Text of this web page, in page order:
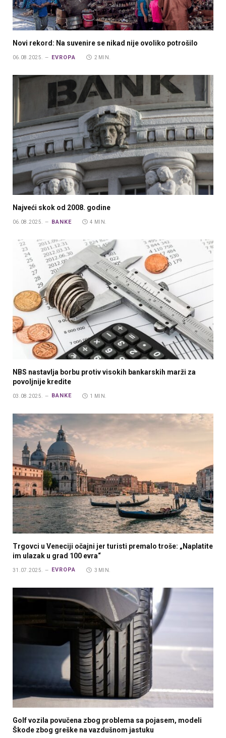
Novi rekord: Na suvenire se nikad nije ovoliko potrošilo
06.08.2025. EVROPA 2 MIN.
Najveći skok od 2008. godine
06.08.2025. BANKE 4 MIN.
NBS nastavlja borbu protiv visokih bankarskih marži za
povoljnije kredite
03.08.2025. BANKE 1 MIN.
Trgovci u Veneciji očajni jer turisti premalo troše: „Naplatite
im ulazak u grad 100 evra“
31.07.2025. EVROPA 3 MIN.
Golf vozila povučena zbog problema sa pojasem, modeli
Škode zbog greške na vazdušnom jastuku